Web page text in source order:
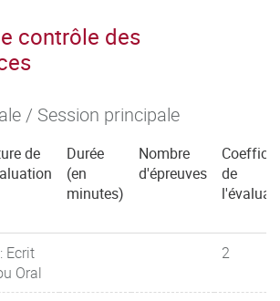
contrôle des
/ Session principale
de
Durée
(en
minutes)
Nombre
d'épreuves
de
Ecrit
Oral
2